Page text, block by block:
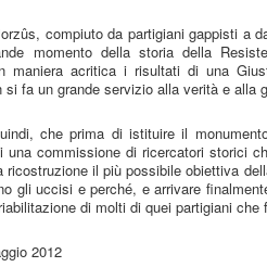
compiuto da partigiani gappisti a
momento della storia della
maniera acritica i risultati di una
si fa un grande servizio alla verità e alla
che prima di istituire il
una commissione di ricercatori storici
ricostruzione il più possibile obiettiva
gli uccisi e perché, e arrivare
di molti di quei partigiani che
2012